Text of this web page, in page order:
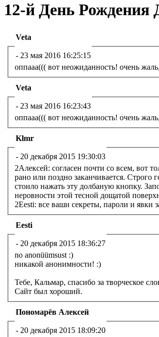
12-й День Рождения
Veta
- 23 мая 2016 16:25:15
оппааа((( вот неожиданность! очень
Veta
- 23 мая 2016 16:23:43
оппааа((( вот неожиданность! очень
Klmr
- 20 декабря 2015 19:30:03
2Алексей: согласен почти со всем,
рано или поздно заканчивается. Строго говоря -
стоило нажать эту долбаную кнопку.
неровности этой тесной дощатой
2Eesti: все ваши секреты, пароли и явки
Eesti
- 20 декабря 2015 18:36:27
no anonüümsust :)
никакой анонимности! :)
Тебе, Кальмар, спасибо за творческое
Сайт был хороший.
Пономарёв Алексей
- 20 декабря 2015 18:09:20